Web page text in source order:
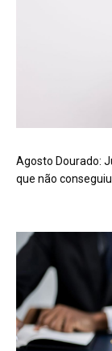
Agosto Dourado:
que não